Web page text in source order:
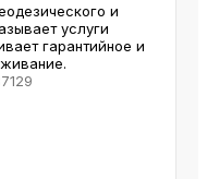
и
услуги
гарантийное и